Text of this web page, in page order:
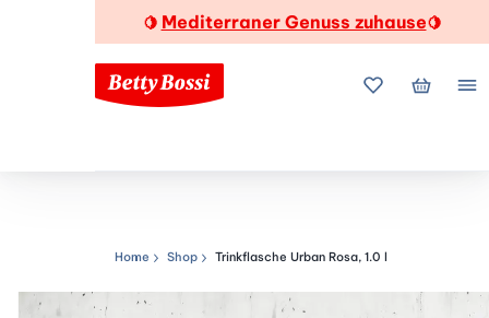
🍋 Mediterraner Genuss zuhause🍋
MeineMein
Navigationspfad
Home Shop Trinkflasche Urban Rosa, 1.0 l